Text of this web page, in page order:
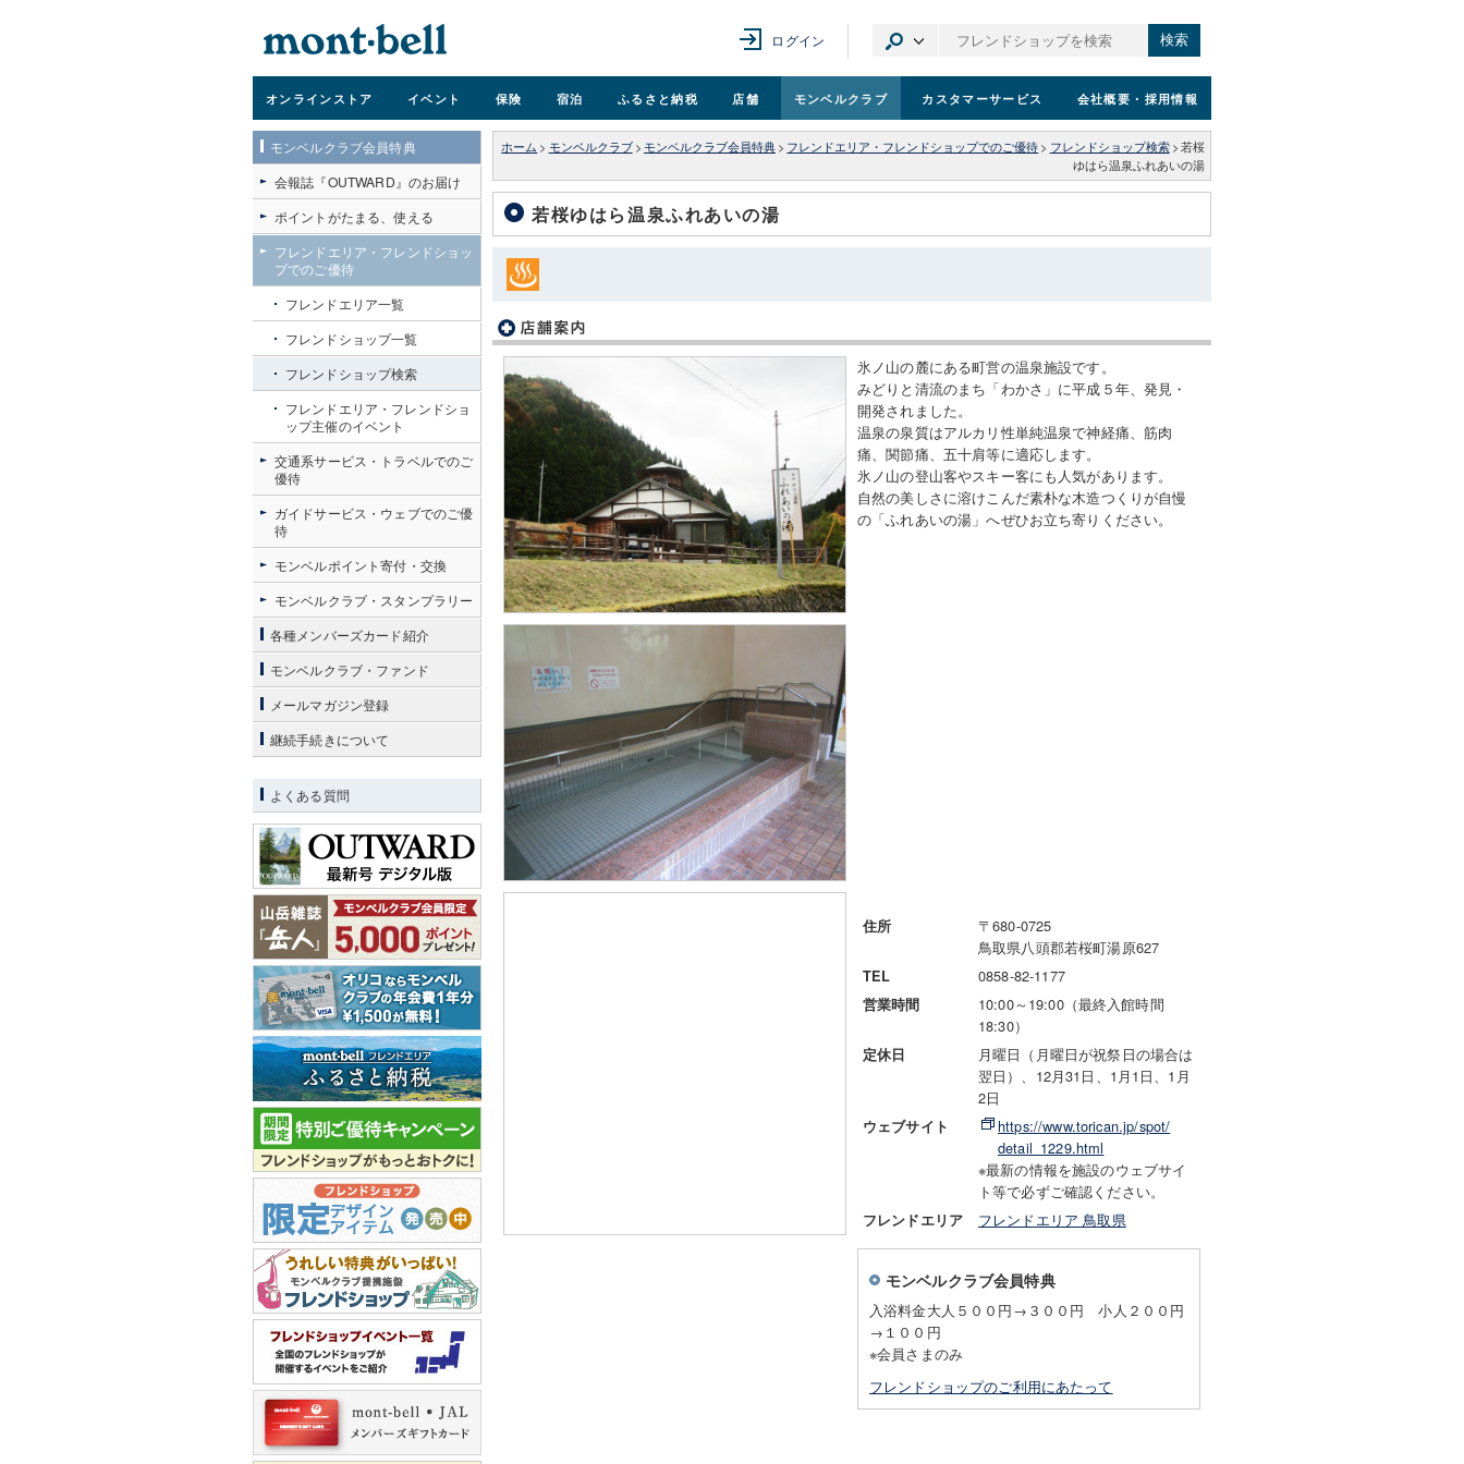
ログイン 検索
オンラインストア イベント 保険 宿泊 ふるさと納税 店舗 モンベルクラブ カスタマーサービス 会社概要 ・採用情報
ホーム > モンベルクラブ > モンベルクラブ会員特典 > フレンドエリア・フレンドショップでのご優待 > フレンドショップ検索 > 若桜
ゆはら温泉ふれあいの湯
若桜ゆはら温泉ふれあいの湯
氷ノ山の麓にある町営の温泉施設です。
みどりと清流のまち「わかさ」に平成５年、発見・
開発されました。
温泉の泉質はアルカリ性単純温泉で神経痛、筋肉
痛、関節痛、五十肩等に適応します。
氷ノ山の登山客やスキー客にも人気があります。
自然の美しさに溶けこんだ素朴な木造つくりが自慢
の「ふれあいの湯」へぜひお立ち寄りください。
住所
〒680-0725
鳥取県八頭郡若桜町湯原627
TEL 0858-82-1177
営業時間
10:00～19:00（最終入館時間
18:30）
定休日
月曜日（月曜日が祝祭日の場合は
翌日）、12月31日、1月1日、1月
2日
ウェブサイト
https://www.torican.jp/spot/
detail_1229.html
※最新の情報を施設のウェブサイ
ト等で必ずご確認ください。
フレンドエリア フレンドエリア 鳥取県
モンベルクラブ会員特典
入浴料金大人５００円→３００円 小人２００円
→１００円
※会員さまのみ
フレンドショップのご利用にあたって
モンベルクラブ会員特典
会報誌『OUTWARD』のお届け
ポイントがたまる、使える
フレンドエリア・フレンドショッ
プでのご優待
フレンドエリア一覧
フレンドショップ一覧
フレンドショップ検索
フレンドエリア・フレンドショ
ップ主催のイベント
交通系サービス・トラベルでのご
優待
ガイドサービス・ウェブでのご優
待
モンベルポイント寄付・交換
モンベルクラブ・スタンプラリー
各種メンバーズカード紹介
モンベルクラブ・ファンド
メールマガジン登録
継続手続きについて
よくある質問